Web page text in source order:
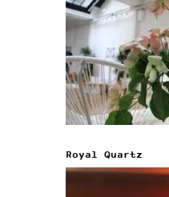
Royal Quartz